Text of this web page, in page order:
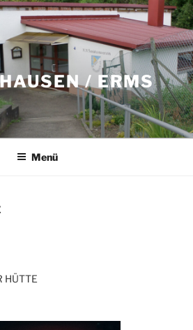
/ ERMS
Menü
HÜTTE